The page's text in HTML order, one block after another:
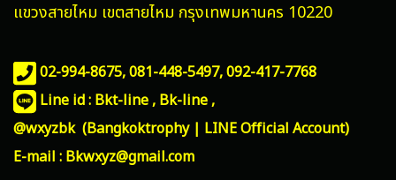
แขวงสายไหม เขตสายไหม กรุงเทพมหานคร 10220
02-994-8675, 081-448-5497,092-417-7768
Line id : Bkt-line , Bk-line ,
@wxyzbk (Bangkoktrophy | LINE Official Account)
E-mail : Bkwxyz@gmail.com